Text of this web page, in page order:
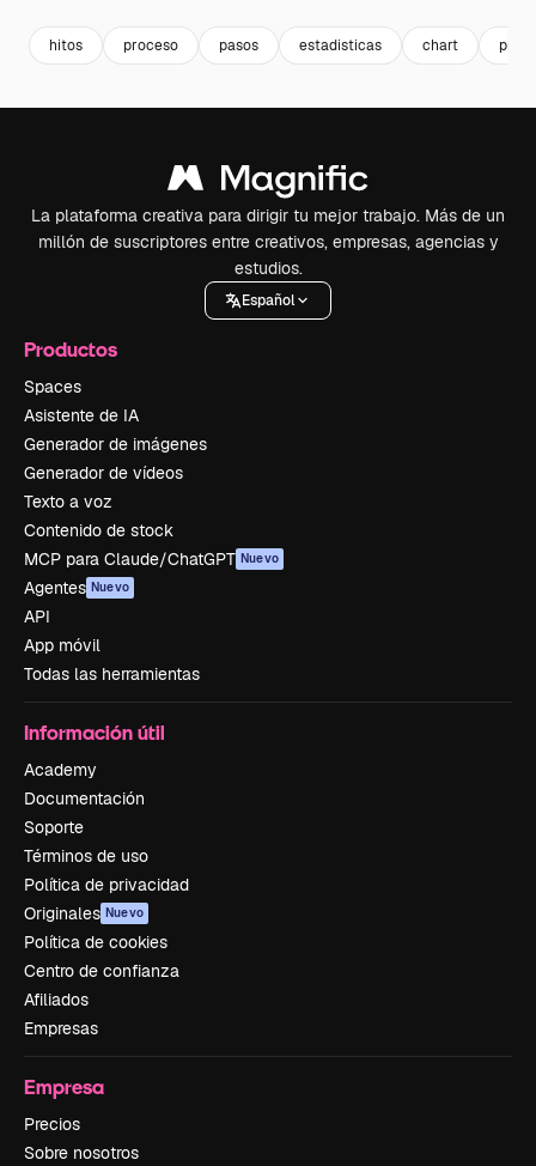
hitos proceso pasos estadisticas chart
La plataforma creativa para dirigir tu mejor trabajo. Más de un
millón de suscriptores entre creativos, empresas, agencias y
estudios.
Español
Productos
Spaces
Asistente de IA
Generador de imágenes
Generador de vídeos
Texto a voz
Contenido de stock
MCP para Claude/ChatGPT Nuevo
Agentes Nuevo
API
App móvil
Todas las herramientas
Información útil
Academy
Documentación
Soporte
Términos de uso
Política de privacidad
Originales Nuevo
Política de cookies
Centro de confianza
Afiliados
Empresas
Empresa
Precios
Sobre nosotros